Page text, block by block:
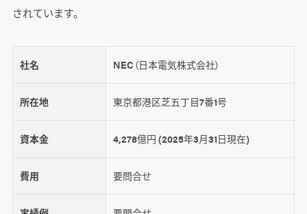
されています。
社名 NEC（日本電気株式会社）
所在地 東京都港区芝五丁目7番1号
資本金 4,278億円 (2025年3月31日現在)
費用 要問合せ